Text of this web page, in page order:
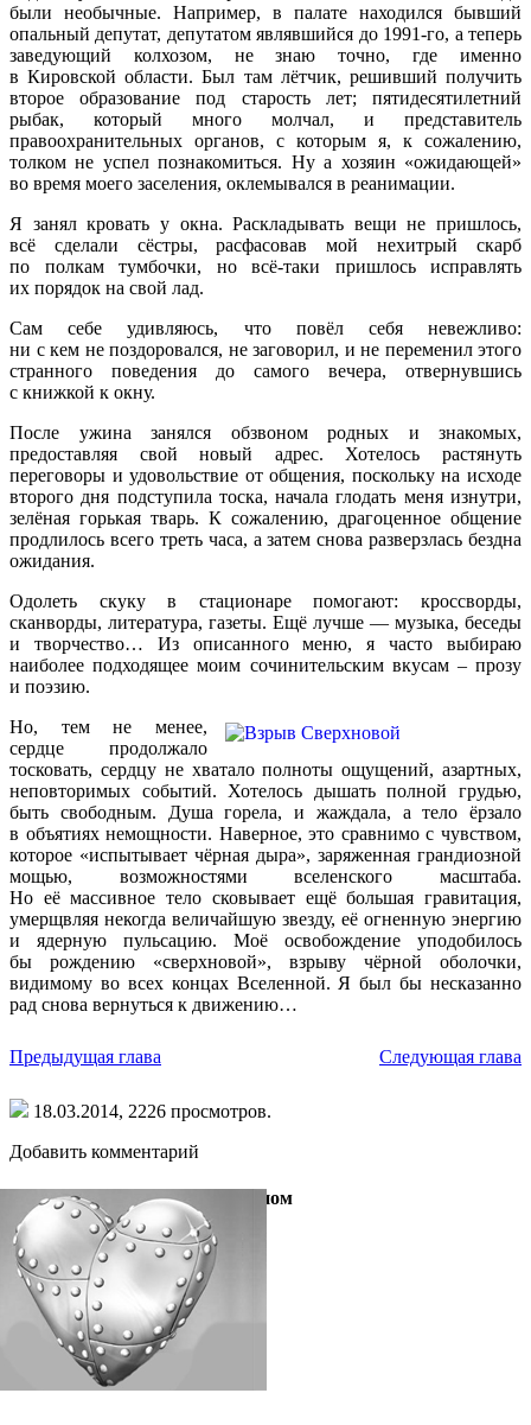
были необычные. Например, в палате находился бывший
опальный депутат, депутатом являвшийся до 1991-го, а теперь
заведующий колхозом, не знаю точно, где именно
в Кировской области. Был там лётчик, решивший получить
второе образование под старость лет; пятидесятилетний
рыбак, который много молчал, и представитель
правоохранительных органов, с которым я, к сожалению,
толком не успел познакомиться. Ну а хозяин «ожидающей»
во время моего заселения, оклемывался в реанимации.
Я занял кровать у окна. Раскладывать вещи не пришлось,
всё сделали сёстры, расфасовав мой нехитрый скарб
по полкам тумбочки, но всё-таки пришлось исправлять
их порядок на свой лад.
Сам себе удивляюсь, что повёл себя невежливо:
ни с кем не поздоровался, не заговорил, и не переменил этого
странного поведения до самого вечера, отвернувшись
с книжкой к окну.
После ужина занялся обзвоном родных и знакомых,
предоставляя свой новый адрес. Хотелось растянуть
переговоры и удовольствие от общения, поскольку на исходе
второго дня подступила тоска, начала глодать меня изнутри,
зелёная горькая тварь. К сожалению, драгоценное общение
продлилось всего треть часа, а затем снова разверзлась бездна
ожидания.
Одолеть скуку в стационаре помогают: кроссворды,
сканворды, литература, газеты. Ещё лучше — музыка, беседы
и творчество… Из описанного меню, я часто выбираю
наиболее подходящее моим сочинительским вкусам – прозу
и поэзию.
Но, тем не менее,
сердце продолжало
тосковать, сердцу не хватало полноты ощущений, азартных,
неповторимых событий. Хотелось дышать полной грудью,
быть свободным. Душа горела, и жаждала, а тело ёрзало
в объятиях немощности. Наверное, это сравнимо с чувством,
которое «испытывает чёрная дыра», заряженная грандиозной
мощью, возможностями вселенского масштаба.
Но её массивное тело сковывает ещё большая гравитация,
умерщвляя некогда величайшую звезду, её огненную энергию
и ядерную пульсацию. Моё освобождение уподобилось
бы рождению
«сверхновой», взрыву чёрной оболочки,
видимому во всех концах Вселенной. Я был бы несказанно
рад снова вернуться к движению…
Предыдущая глава Следующая глава
18.03.2014, 2226 просмотров.
Добавить комментарий
Мальчик с титановым клапаном